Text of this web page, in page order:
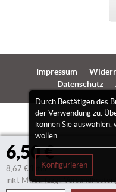
6,50 €
8,67 €/Liter
inkl. Mwst.(zzgl.
Durch Bestätigen des
der Verwendung zu.
können Sie auswählen,
wollen.
Konfigurieren
Impressum
Datenschutz